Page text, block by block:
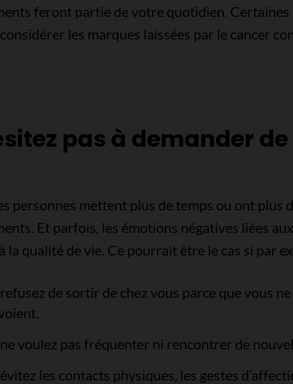
feront partie de votre quotidien.
les marques laissées par le cancer
pas à demander de
personnes mettent plus de temps ou ont plus
Et parfois, les émotions négatives liées
la qualité de vie. Ce pourrait être le cas si par
de sortir de chez vous parce que vous
voulez pas fréquenter ni rencontrer de
les contacts physiques, les gestes